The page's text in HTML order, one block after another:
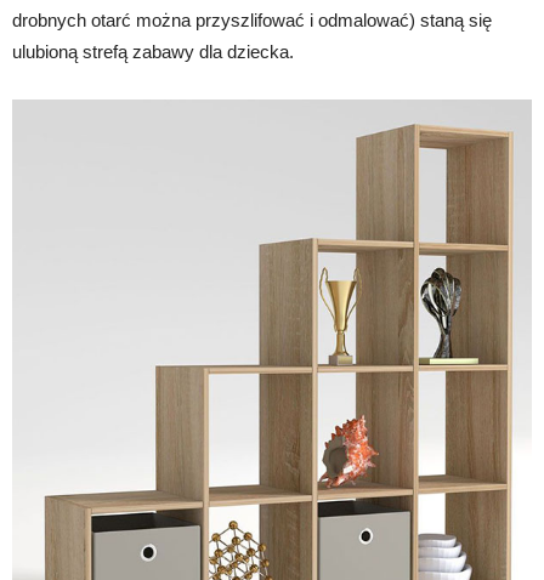
drobnych otarć można przyszlifować i odmalować) staną się
ulubioną strefą zabawy dla dziecka.